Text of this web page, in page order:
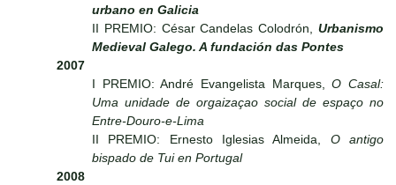
urbano en Galicia
II PREMIO: César Candelas Colodrón, Urbanismo
Medieval Galego. A fundación das Pontes
2007
I PREMIO: André Evangelista Marques,O Casal:
Uma unidade de orgaizaçao social de espaço no
Entre-Douro-e-Lima
II PREMIO: Ernesto Iglesias Almeida, O antigo
bispado de Tui en Portugal
2008